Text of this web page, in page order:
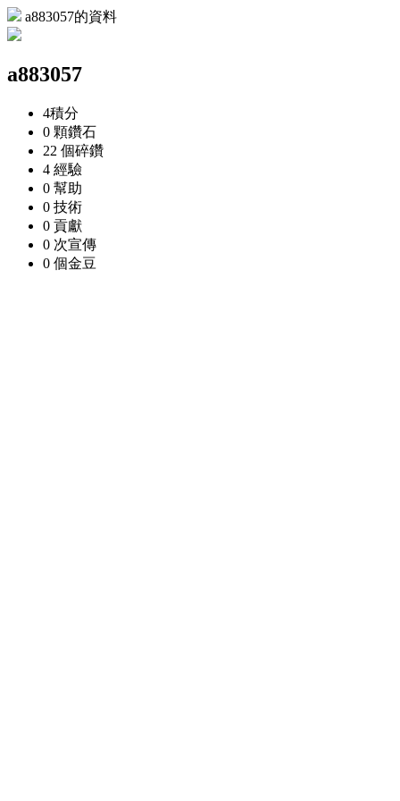
a883057的資料
a883057
4積分
0 顆鑽石
22 個碎鑽
4 經驗
0 幫助
0 技術
0 貢獻
0 次宣傳
0 個金豆